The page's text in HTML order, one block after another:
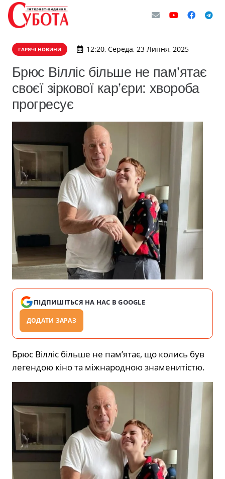
ГАРЯЧІ НОВИНИ 12:20, Середа, 23 Липня, 2025
Брюс Вілліс більше не пам’ятає
своєї зіркової кар’єри: хвороба
прогресує
ПІДПИШІТЬСЯ НА НАС В GOOGLE
ДОДАТИ ЗАРАЗ
Брюс Вілліс більше не пам’ятає, що колись був
легендою кіно та міжнародною знаменитістю.